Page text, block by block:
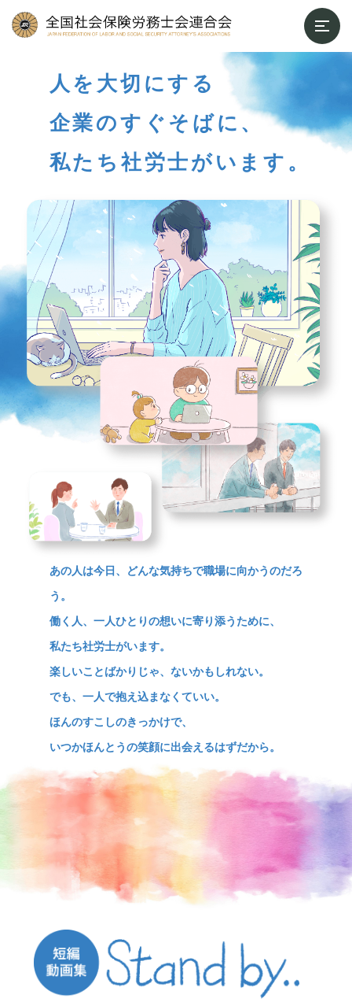
人を大切にする
企業のすぐそばに、
私たち社労士がいます。
あの人は今日、どんな気持ちで職場に向かうのだろ
う。
働く人、一人ひとりの想いに寄り添うために、
私たち社労士がいます。
楽しいことばかりじゃ、ないかもしれない。
でも、一人で抱え込まなくていい。
ほんのすこしのきっかけで、
いつかほんとうの笑顔に出会えるはずだから。